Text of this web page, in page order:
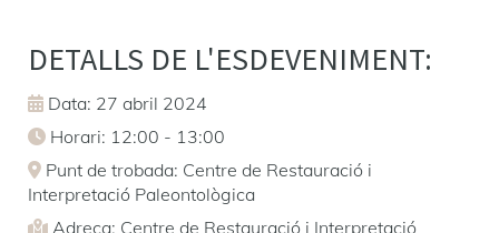
DETALLS DE L'ESDEVENIMENT:
Data: 27 abril 2024
Horari: 12:00 - 13:00
Punt de trobada: Centre de Restauració i
Interpretació Paleontològica
Adreça: Centre de Restauració i Interpretació